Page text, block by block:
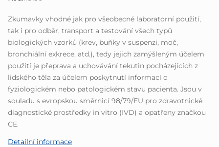
0,0
hvězdiček.
Zkumavky vhodné jak pro všeobecné laboratorní použití,
tak i pro odběr, transport a testování všech typů
biologických vzorků (krev, buňky v suspenzi, moč,
bronchiální exkrece, atd.), tedy jejich zamýšleným účelem
použití je přeprava a uchovávání tekutin pocházejících z
lidského těla za účelem poskytnutí informací o
fyziologickém nebo patologickém stavu pacienta. Jsou v
souladu s evropskou směrnicí 98/79/EU pro zdravotnické
diagnostické prostředky in vitro (IVD) a opatřeny značkou
CE.
Detailní informace